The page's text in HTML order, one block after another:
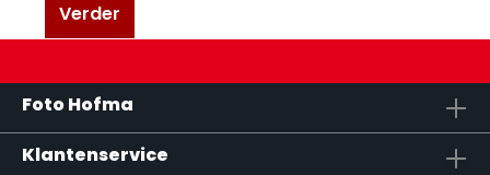
Verder
Foto Hofma
Klantenservice